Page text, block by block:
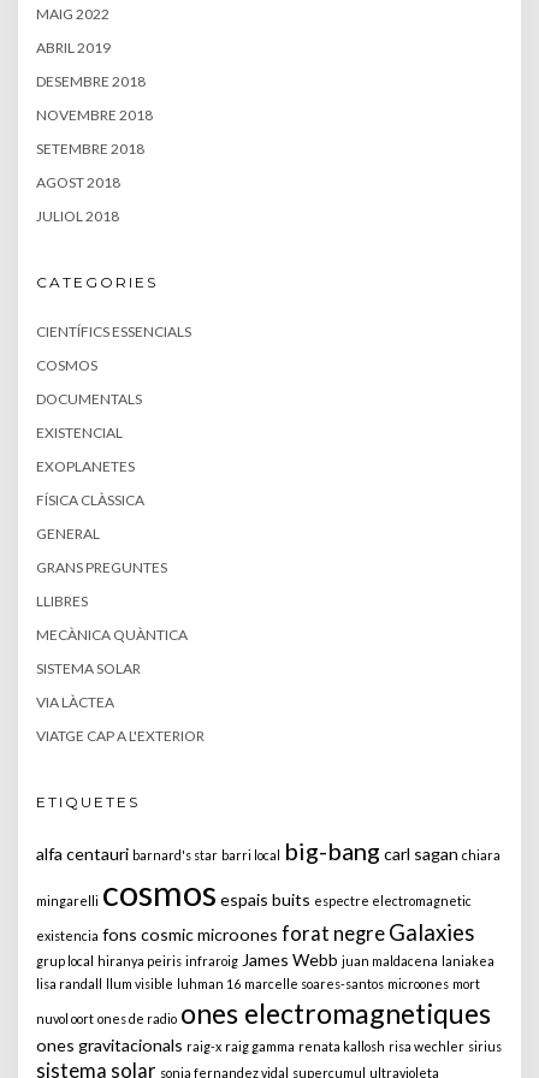
MAIG 2022
ABRIL 2019
DESEMBRE 2018
NOVEMBRE 2018
SETEMBRE 2018
AGOST 2018
JULIOL 2018
CATEGORIES
CIENTÍFICS ESSENCIALS
COSMOS
DOCUMENTALS
EXISTENCIAL
EXOPLANETES
FÍSICA CLÀSSICA
GENERAL
GRANS PREGUNTES
LLIBRES
MECÀNICA QUÀNTICA
SISTEMA SOLAR
VIA LÀCTEA
VIATGE CAP A L'EXTERIOR
ETIQUETES
alfa centauri barnard's star barri local big-bang carl sagan chiara
mingarelli cosmos espais buits espectre electromagnetic
existencia fons cosmic microones forat negre Galaxies
grup local hiranya peiris infraroig James Webb juan maldacena laniakea
lisa randall llum visible luhman 16 marcelle soares-santos microones mort
nuvol oort ones de radio ones electromagnetiques
ones gravitacionals raig-x raig gamma renata kallosh risa wechler sirius
sistema solar sonia fernandez vidal supercumul ultravioleta